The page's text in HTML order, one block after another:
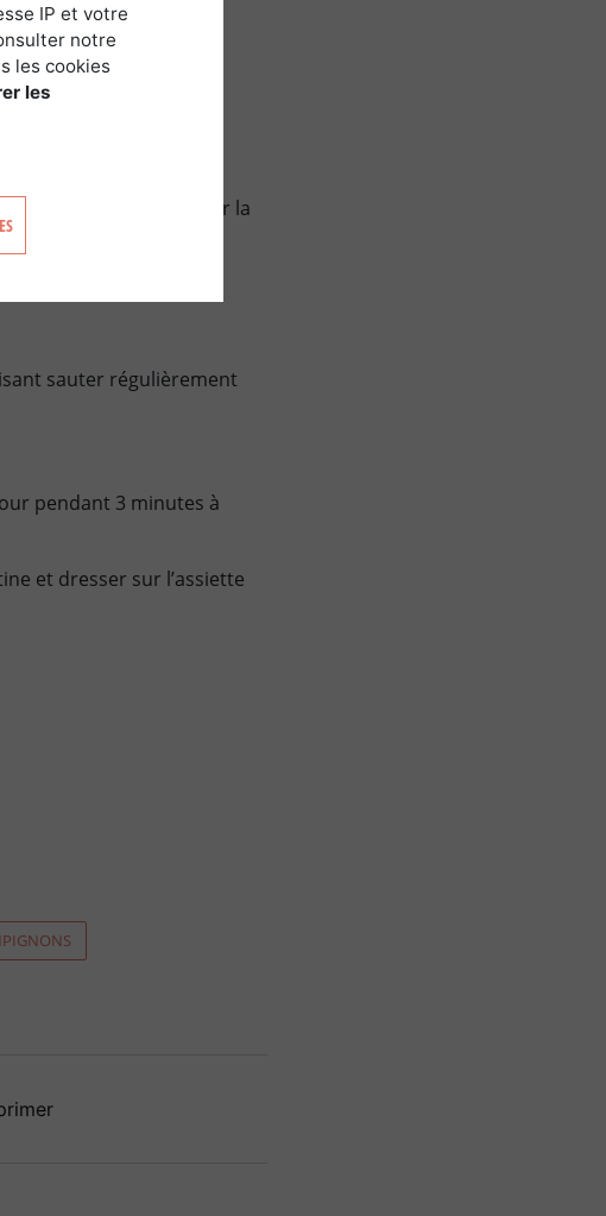
éventuelles.
plus facilement sur la
sauter régulièrement
pendant 3 minutes à
et dresser sur l’assiette
IP et votre
notre
les cookies
les